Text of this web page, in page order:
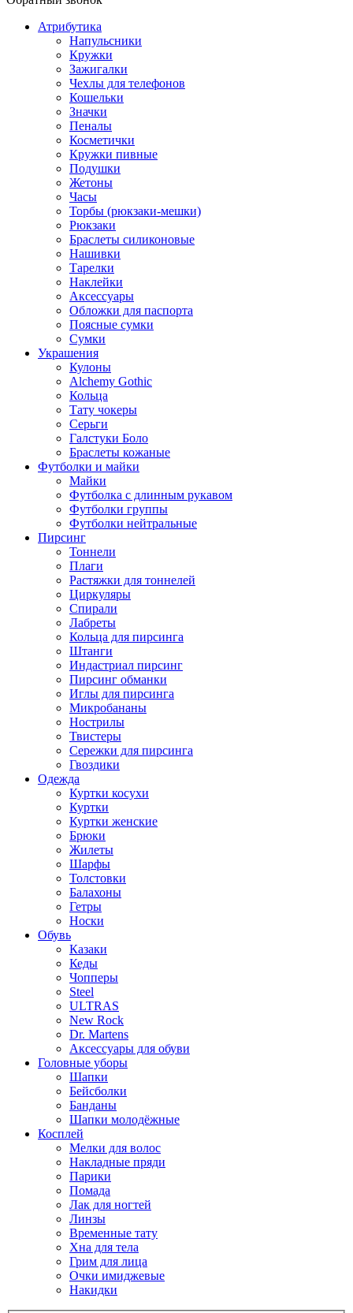
Атрибутика
Напульсники
Кружки
Зажигалки
Чехлы для телефонов
Кошельки
Значки
Пеналы
Косметички
Кружки пивные
Подушки
Жетоны
Часы
Торбы (рюкзаки-мешки)
Рюкзаки
Браслеты силиконовые
Нашивки
Тарелки
Наклейки
Аксессуары
Обложки для паспорта
Поясные сумки
Сумки
Украшения
Кулоны
Alchemy Gothic
Кольца
Тату чокеры
Серьги
Галстуки Боло
Браслеты кожаные
Футболки и майки
Майки
Футболка с длинным рукавом
Футболки группы
Футболки нейтральные
Пирсинг
Тоннели
Плаги
Растяжки для тоннелей
Циркуляры
Спирали
Лабреты
Кольца для пирсинга
Штанги
Индастриал пирсинг
Пирсинг обманки
Иглы для пирсинга
Микробананы
Нострилы
Твистеры
Сережки для пирсинга
Гвоздики
Одежда
Куртки косухи
Куртки
Куртки женские
Брюки
Жилеты
Шарфы
Толстовки
Балахоны
Гетры
Носки
Обувь
Казаки
Кеды
Чопперы
Steel
ULTRAS
New Rock
Dr. Martens
Аксессуары для обуви
Головные уборы
Шапки
Бейсболки
Банданы
Шапки молодёжные
Косплей
Мелки для волос
Накладные пряди
Парики
Помада
Лак для ногтей
Линзы
Временные тату
Хна для тела
Грим для лица
Очки имиджевые
Накидки